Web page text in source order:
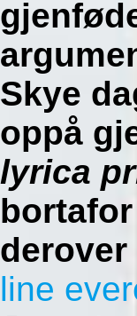
Skye
oppå
lyrica
line